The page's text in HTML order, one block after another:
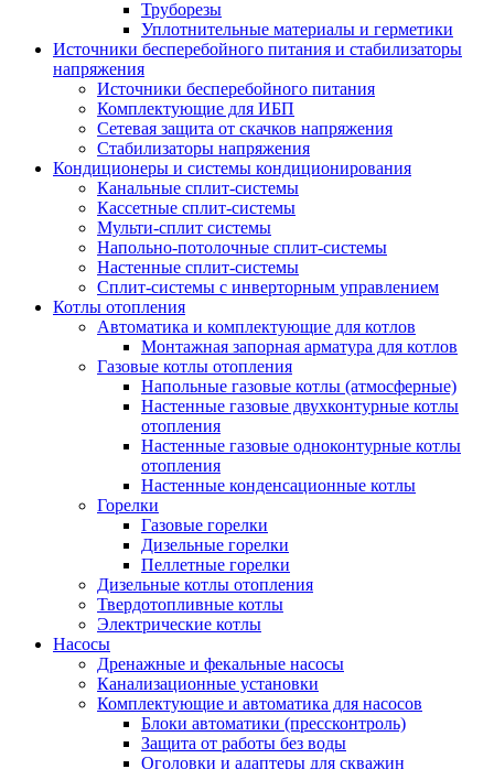
Труборезы
Уплотнительные материалы и герметики
Источники бесперебойного питания и стабилизаторы
напряжения
Источники бесперебойного питания
Комплектующие для ИБП
Сетевая защита от скачков напряжения
Стабилизаторы напряжения
Кондиционеры и системы кондиционирования
Канальные сплит-системы
Кассетные сплит-системы
Мульти-сплит системы
Напольно-потолочные сплит-системы
Настенные сплит-системы
Сплит-системы с инверторным управлением
Котлы отопления
Автоматика и комплектующие для котлов
Монтажная запорная арматура для котлов
Газовые котлы отопления
Напольные газовые котлы (атмосферные)
Настенные газовые двухконтурные котлы
отопления
Настенные газовые одноконтурные котлы
отопления
Настенные конденсационные котлы
Горелки
Газовые горелки
Дизельные горелки
Пеллетные горелки
Дизельные котлы отопления
Твердотопливные котлы
Электрические котлы
Насосы
Дренажные и фекальные насосы
Канализационные установки
Комплектующие и автоматика для насосов
Блоки автоматики (прессконтроль)
Защита от работы без воды
Оголовки и адаптеры для скважин